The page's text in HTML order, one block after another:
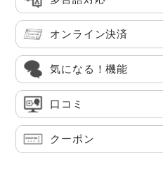
オンライン決済
気になる！機能
口コミ
クーポン